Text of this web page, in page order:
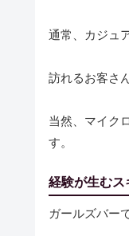
通常、カジュ
訪れるお客さ
当然、マイク
す。
経験が生むス
ガールズバー